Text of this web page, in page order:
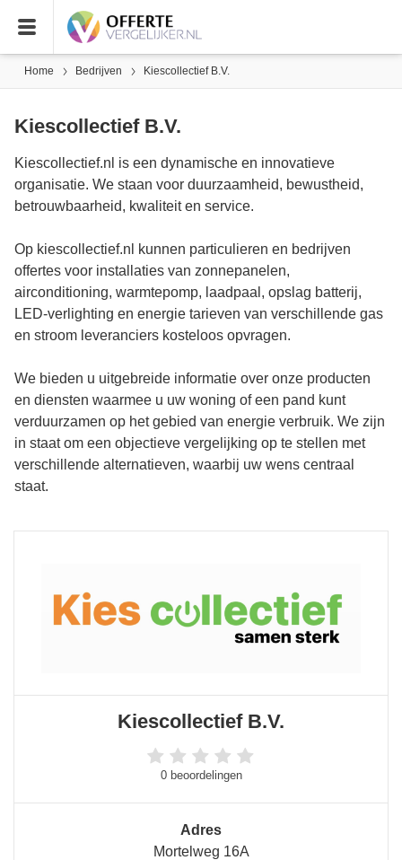
Home Bedrijven Kiescollectief B.V.
Kiescollectief B.V.
Kiescollectief.nl is een dynamische en innovatieve
organisatie. We staan voor duurzaamheid, bewustheid,
betrouwbaarheid, kwaliteit en service.
Op kiescollectief.nl kunnen particulieren en bedrijven
offertes voor installaties van zonnepanelen,
airconditioning, warmtepomp, laadpaal, opslag batterij,
LED-verlighting en energie tarieven van verschillende gas
en stroom leveranciers kosteloos opvragen.
We bieden u uitgebreide informatie over onze producten
en diensten waarmee u uw woning of een pand kunt
verduurzamen op het gebied van energie verbruik. We zijn
in staat om een objectieve vergelijking op te stellen met
verschillende alternatieven, waarbij uw wens centraal
staat.
Kiescollectief B.V.
0 beoordelingen
Adres
Mortelweg 16A